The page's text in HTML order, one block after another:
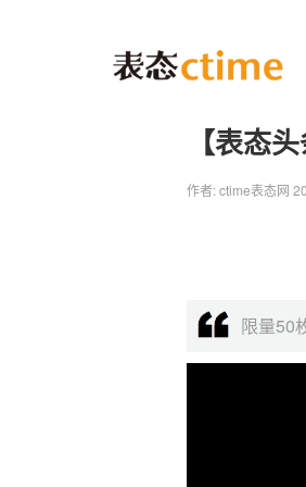
【表态
作者: ctime表态网
限量50